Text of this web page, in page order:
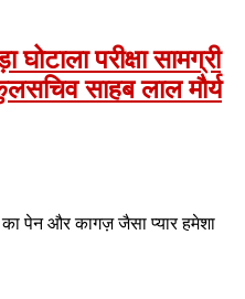
घोटाला परीक्षा सामग्री
साहब लाल मौर्य
का पेन और कागज़ जैसा प्यार हमेशा